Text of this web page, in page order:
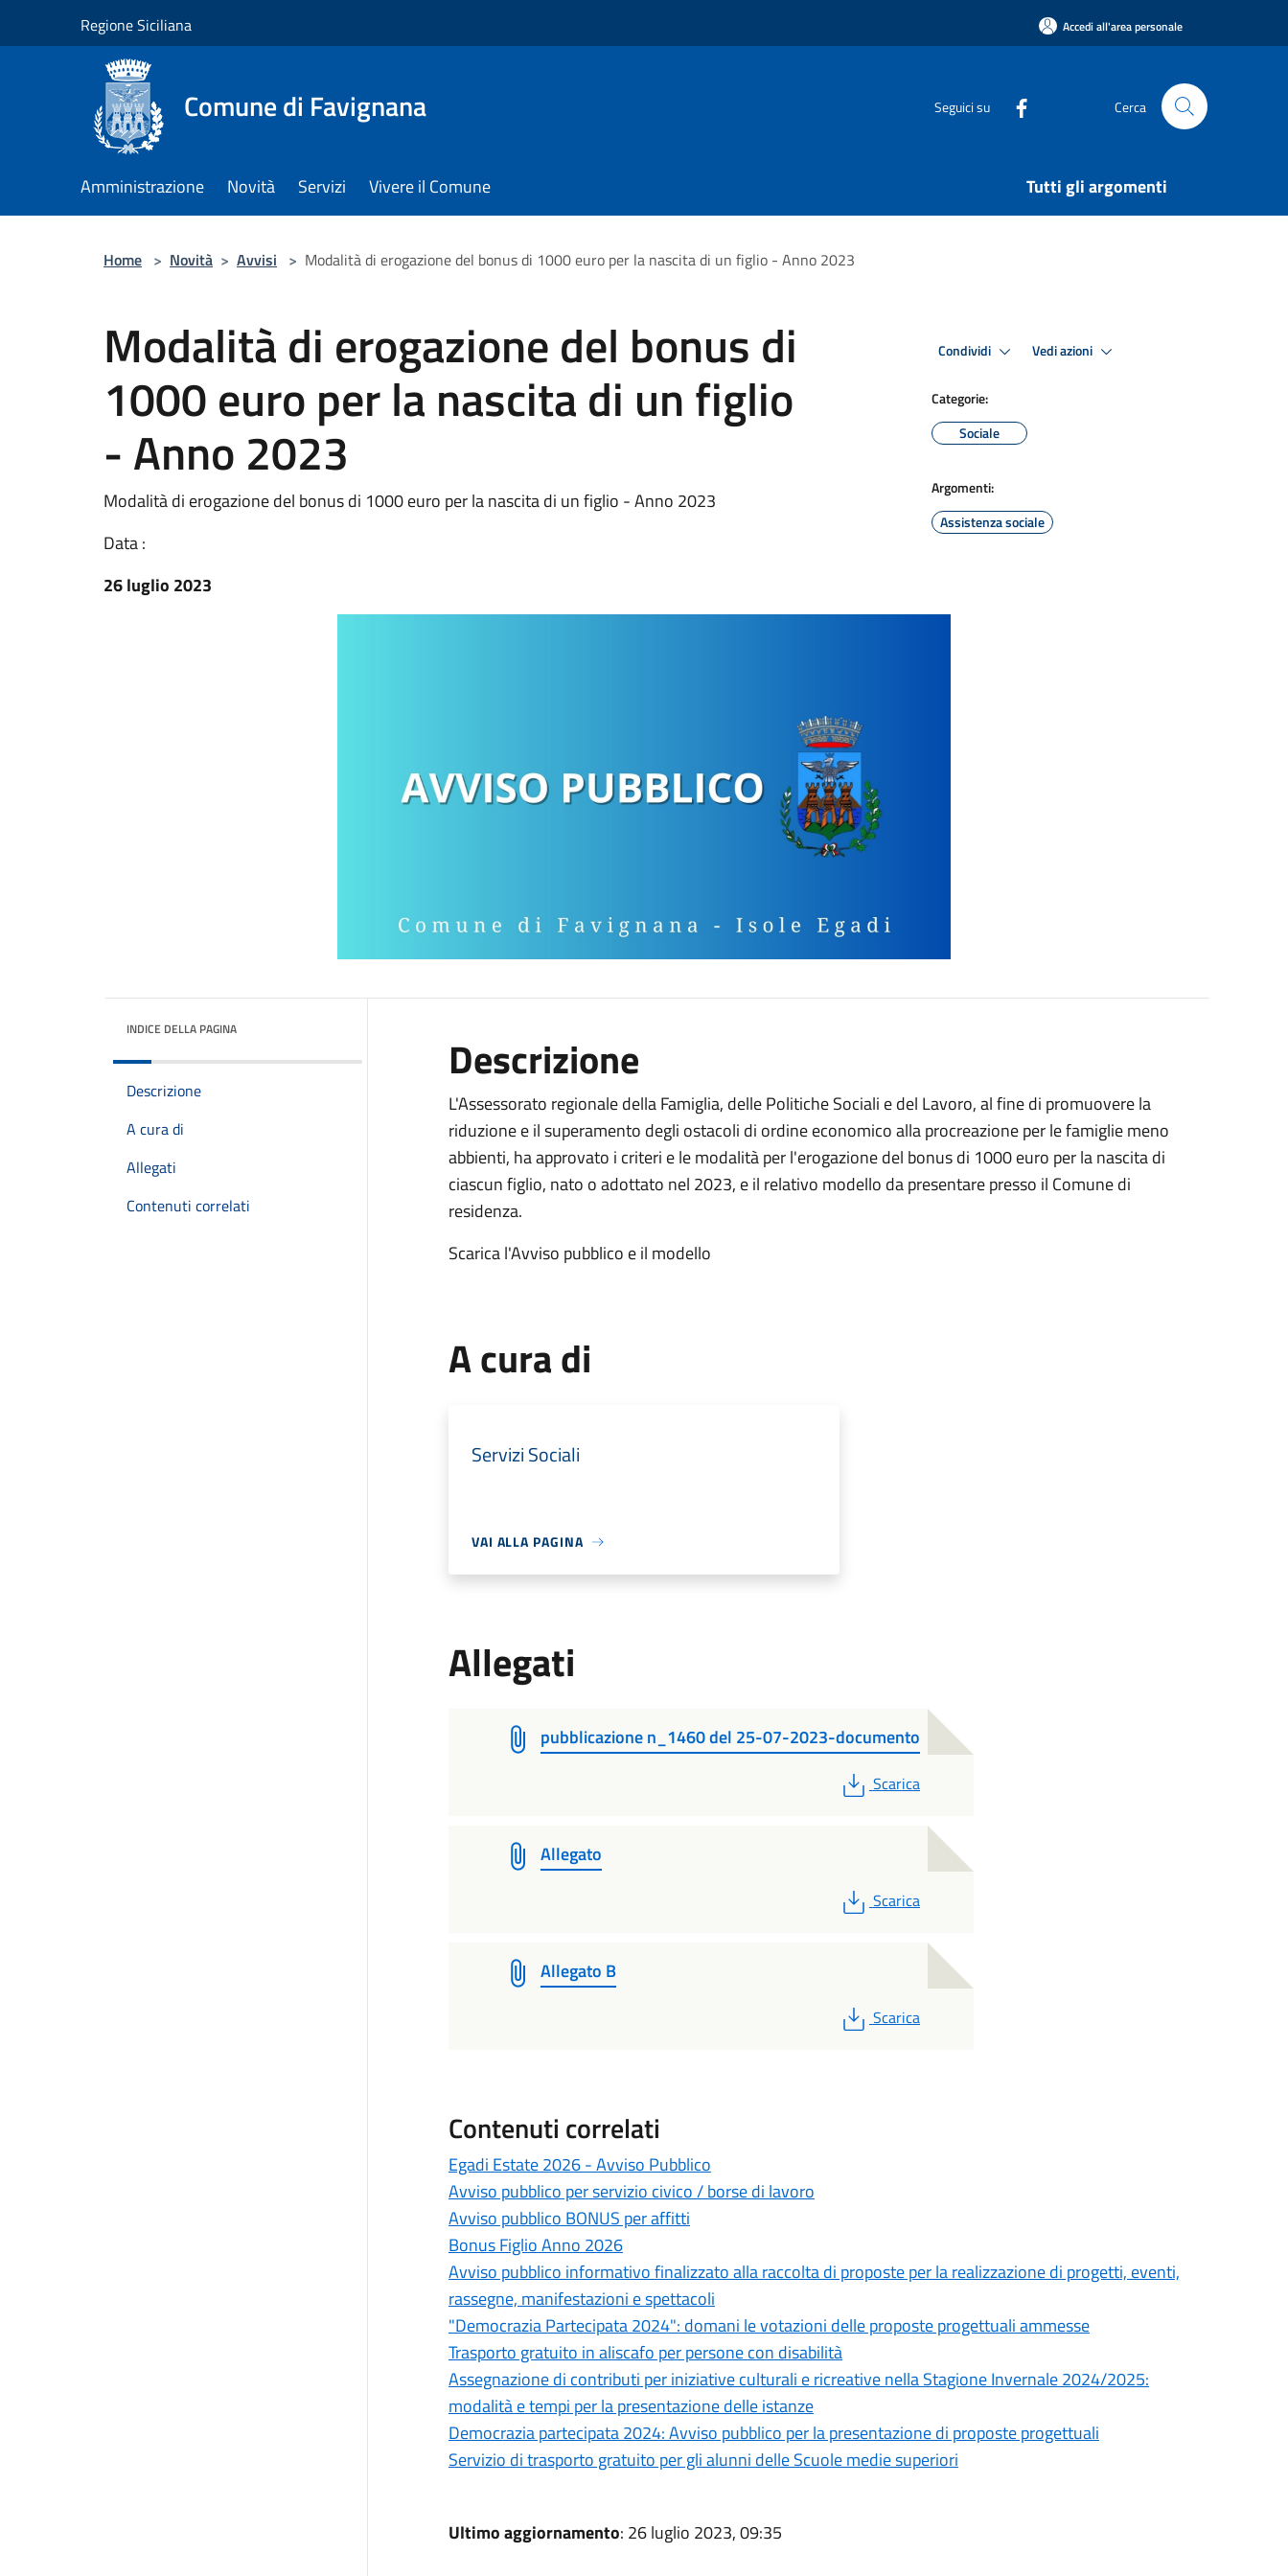
Regione Siciliana Accedi all'area personale
Comune di Favignana Seguici su Cerca
Amministrazione Novità Servizi Vivere il Comune Tutti gli argomenti
Home > Novità > Avvisi > Modalità di erogazione del bonus di 1000 euro per la nascita di un figlio - Anno 2023
Modalità di erogazione del bonus di
1000 euro per la nascita di un figlio
- Anno 2023
Modalità di erogazione del bonus di 1000 euro per la nascita di un figlio - Anno 2023
Data :
26 luglio 2023
Condividi Vedi azioni
Categorie:
Sociale
Argomenti:
Assistenza sociale
INDICE DELLA PAGINA
Descrizione
A cura di
Allegati
Contenuti correlati
Descrizione
L'Assessorato regionale della Famiglia, delle Politiche Sociali e del Lavoro, al fine di promuovere la
riduzione e il superamento degli ostacoli di ordine economico alla procreazione per le famiglie meno
abbienti, ha approvato i criteri e le modalità per l'erogazione del bonus di 1000 euro per la nascita di
ciascun figlio, nato o adottato nel 2023, e il relativo modello da presentare presso il Comune di
residenza.
Scarica l'Avviso pubblico e il modello
A cura di
Servizi Sociali
VAI ALLA PAGINA
Allegati
pubblicazione n_1460 del 25-07-2023-documento
PDF
Scarica
Allegato
PDF
Scarica
Allegato B
PDF
Scarica
Contenuti correlati
Egadi Estate 2026 - Avviso Pubblico
Avviso pubblico per servizio civico / borse di lavoro
Avviso pubblico BONUS per affitti
Bonus Figlio Anno 2026
Avviso pubblico informativo finalizzato alla raccolta di proposte per la realizzazione di progetti, eventi,
rassegne, manifestazioni e spettacoli
"Democrazia Partecipata 2024": domani le votazioni delle proposte progettuali ammesse
Trasporto gratuito in aliscafo per persone con disabilità
Assegnazione di contributi per iniziative culturali e ricreative nella Stagione Invernale 2024/2025:
modalità e tempi per la presentazione delle istanze
Democrazia partecipata 2024: Avviso pubblico per la presentazione di proposte progettuali
Servizio di trasporto gratuito per gli alunni delle Scuole medie superiori
Ultimo aggiornamento: 26 luglio 2023, 09:35